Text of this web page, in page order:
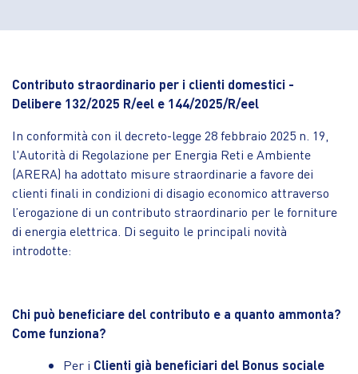
Contributo straordinario per i clienti domestici -
Delibere 132/2025 R/eel e 144/2025/R/eel
In conformità con il decreto-legge 28 febbraio 2025 n. 19,
l'Autorità di Regolazione per Energia Reti e Ambiente
(ARERA) ha adottato misure straordinarie a favore dei
clienti finali in condizioni di disagio economico attraverso
l’erogazione di un contributo straordinario per le forniture
di energia elettrica. Di seguito le principali novità
introdotte:
Chi può beneficiare del contributo e a quanto ammonta?
Come funziona?
Per i Clienti già beneficiari del Bonus sociale